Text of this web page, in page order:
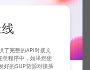
了完整的API对接文
意程序中，如果您使
好的SUP货源对接插